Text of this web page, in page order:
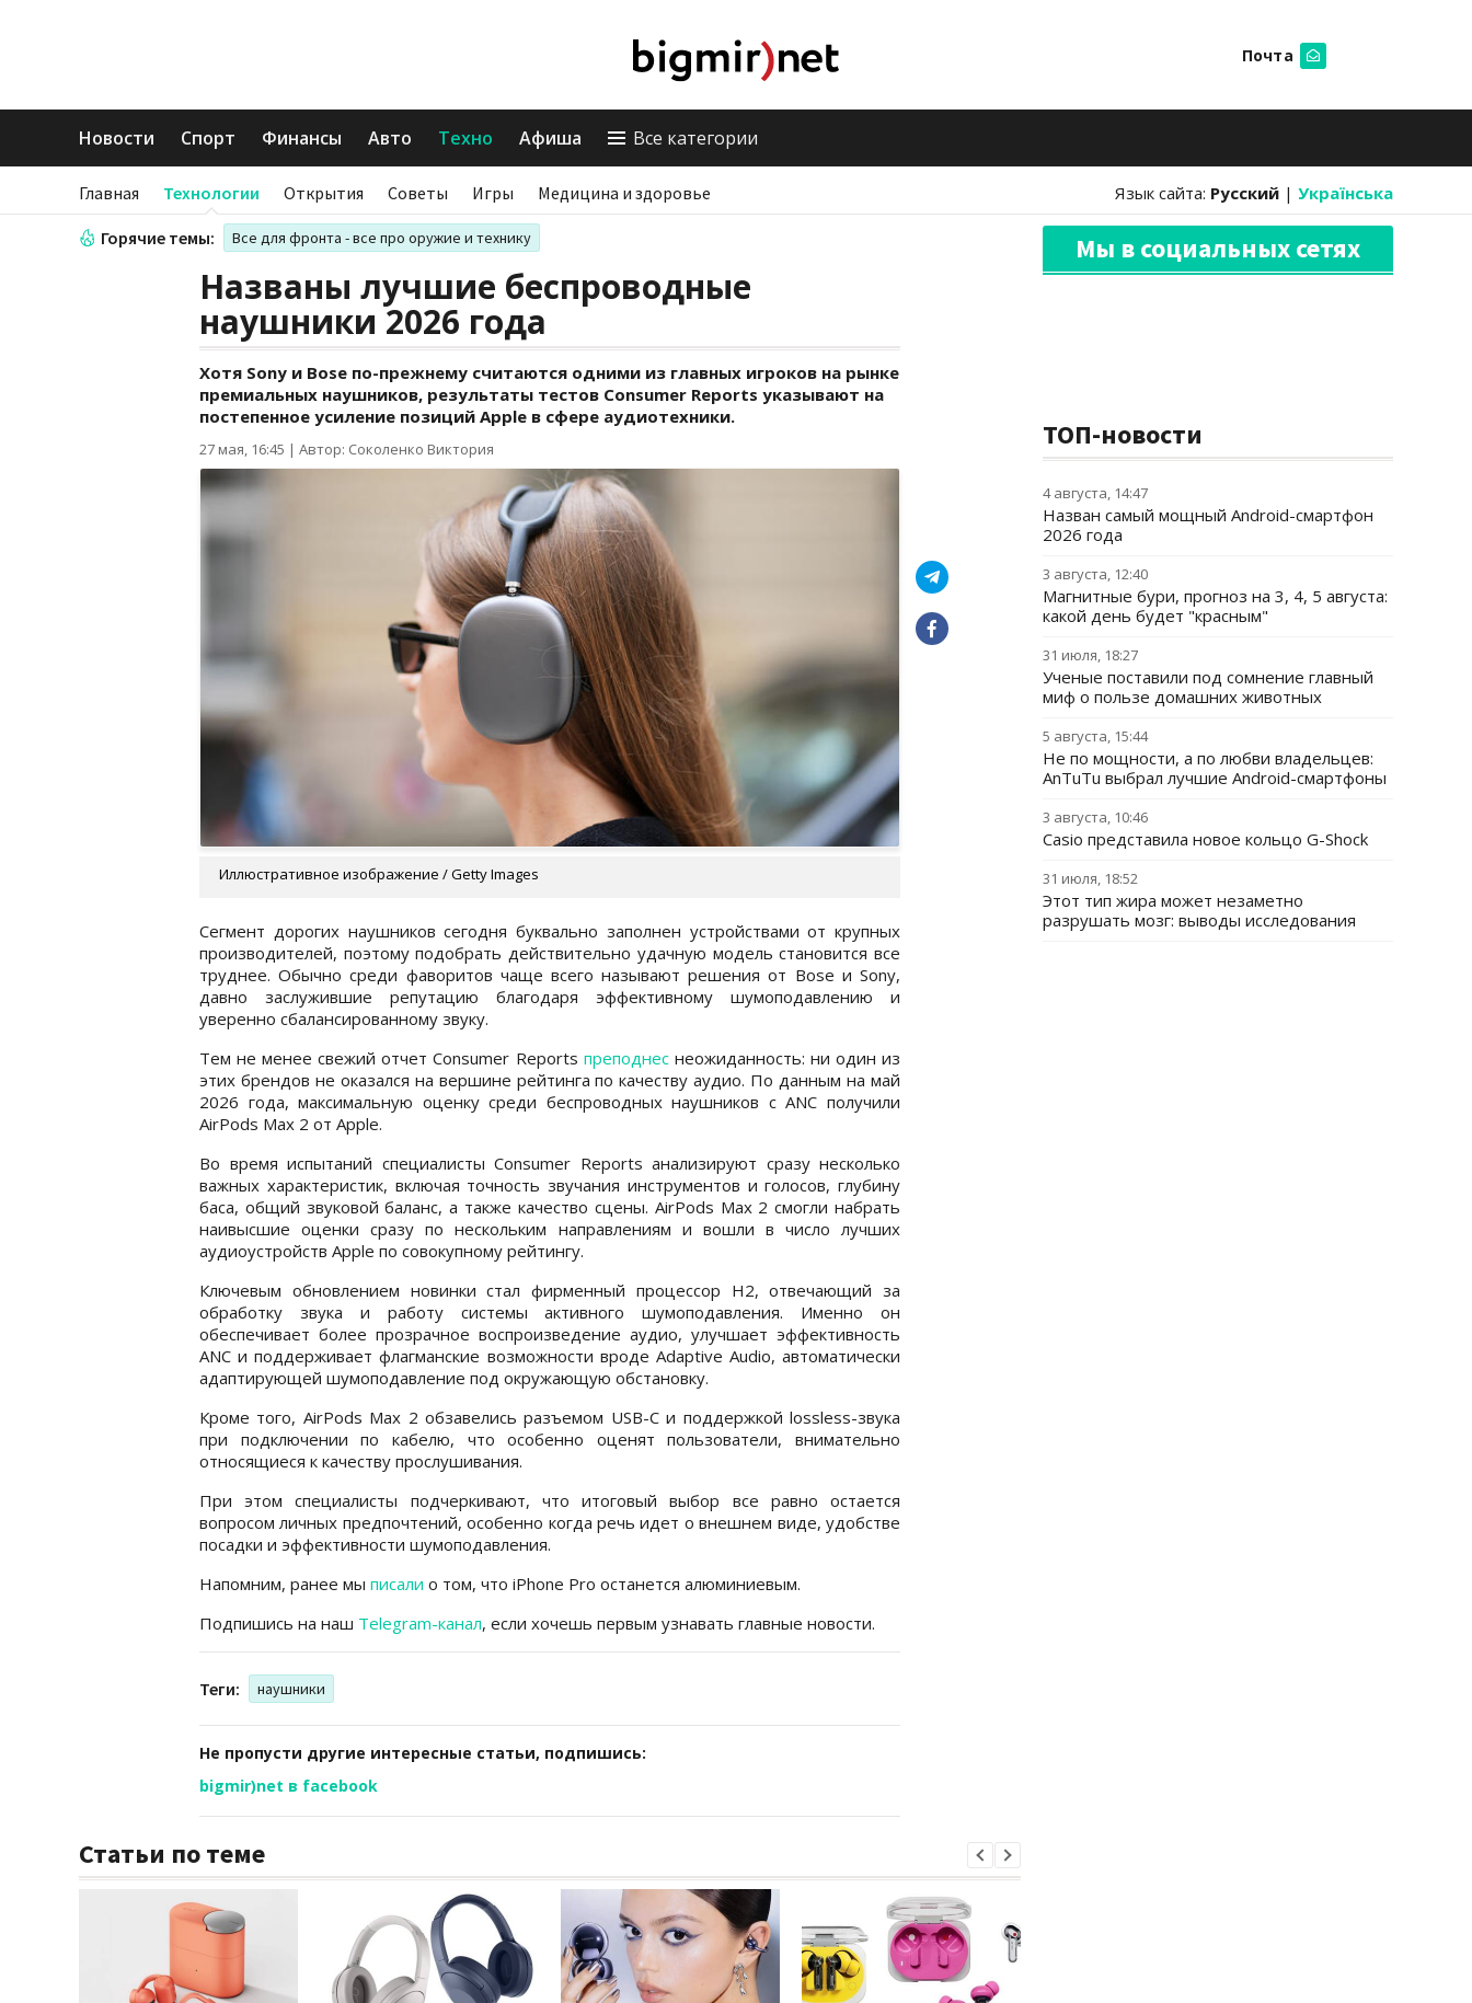
Почта
Новости Спорт Финансы Авто Техно Афиша Все категории
Главная Технологии Открытия Советы Игры Медицина и здоровье Язык сайта: Русский | Українська
Горячие темы: Все для фронта - все про оружие и технику
Названы лучшие беспроводные
наушники 2026 года
Хотя Sony и Bose по-прежнему считаются одними из главных игроков на рынке
премиальных наушников, результаты тестов Consumer Reports указывают на
постепенное усиление позиций Apple в сфере аудиотехники.
27 мая, 16:45 | Автор: Соколенко Виктория
Иллюстративное изображение / Getty Images
Сегмент дорогих наушников сегодня буквально заполнен устройствами от крупных
производителей, поэтому подобрать действительно удачную модель становится все
труднее. Обычно среди фаворитов чаще всего называют решения от Bose и Sony,
давно заслужившие репутацию благодаря эффективному шумоподавлению и
уверенно сбалансированному звуку.
Тем не менее свежий отчет Consumer Reports преподнеснеожиданность: ни один из
этих брендов не оказался на вершине рейтинга по качеству аудио. По данным на май
2026 года, максимальную оценку среди беспроводных наушников с ANC получили
AirPods Max 2 от Apple.
Во время испытаний специалисты Consumer Reports анализируют сразу несколько
важных характеристик, включая точность звучания инструментов и голосов, глубину
баса, общий звуковой баланс, а также качество сцены. AirPods Max 2 смогли набрать
наивысшие оценки сразу по нескольким направлениям и вошли в число лучших
аудиоустройств Apple по совокупному рейтингу.
Ключевым обновлением новинки стал фирменный процессор H2, отвечающий за
обработку звука и работу системы активного шумоподавления. Именно он
обеспечивает более прозрачное воспроизведение аудио, улучшает эффективность
ANC и поддерживает флагманские возможности вроде Adaptive Audio, автоматически
адаптирующей шумоподавление под окружающую обстановку.
Кроме того, AirPods Max 2 обзавелись разъемом USB-C и поддержкой lossless-звука
при подключении по кабелю, что особенно оценят пользователи, внимательно
относящиеся к качеству прослушивания.
При этом специалисты подчеркивают, что итоговый выбор все равно остается
вопросом личных предпочтений, особенно когда речь идет о внешнем виде, удобстве
посадки и эффективности шумоподавления.
Напомним, ранее мы писали о том, что iPhone Pro останется алюминиевым.
Подпишись на наш Telegram-канал, если хочешь первым узнавать главные новости.
Теги: наушники
Не пропусти другие интересные статьи, подпишись:
bigmir)net в facebook
Статьи по теме
Мы в социальных сетях
ТОП-новости
4 августа, 14:47
Назван самый мощный Android-смартфон
2026 года
3 августа, 12:40
Магнитные бури, прогноз на 3, 4, 5 августа:
какой день будет "красным"
31 июля, 18:27
Ученые поставили под сомнение главный
миф о пользе домашних животных
5 августа, 15:44
Не по мощности, а по любви владельцев:
AnTuTu выбрал лучшие Android-смартфоны
3 августа, 10:46
Casio представила новое кольцо G-Shock
31 июля, 18:52
Этот тип жира может незаметно
разрушать мозг: выводы исследования